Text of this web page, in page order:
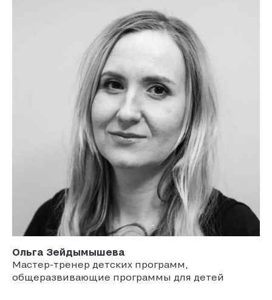
Ольга Зейдымышева
Мастер-тренер детских программ,
общеразвивающие программы для детей